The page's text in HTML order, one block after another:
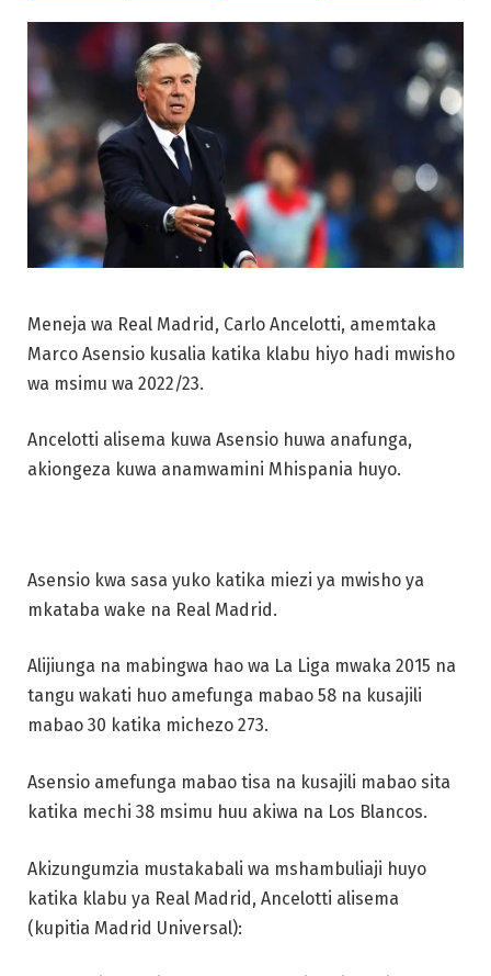
Meneja wa Real Madrid, Carlo Ancelotti, amemtaka
Marco Asensio kusalia katika klabu hiyo hadi mwisho
wa msimu wa 2022/23.
Ancelotti alisema kuwa Asensio huwa anafunga,
akiongeza kuwa anamwamini Mhispania huyo.
Asensio kwa sasa yuko katika miezi ya mwisho ya
mkataba wake na Real Madrid.
Alijiunga na mabingwa hao wa La Liga mwaka 2015 na
tangu wakati huo amefunga mabao 58 na kusajili
mabao 30 katika michezo 273.
Asensio amefunga mabao tisa na kusajili mabao sita
katika mechi 38 msimu huu akiwa na Los Blancos.
Akizungumzia mustakabali wa mshambuliaji huyo
katika klabu ya Real Madrid, Ancelotti alisema
(kupitia Madrid Universal):